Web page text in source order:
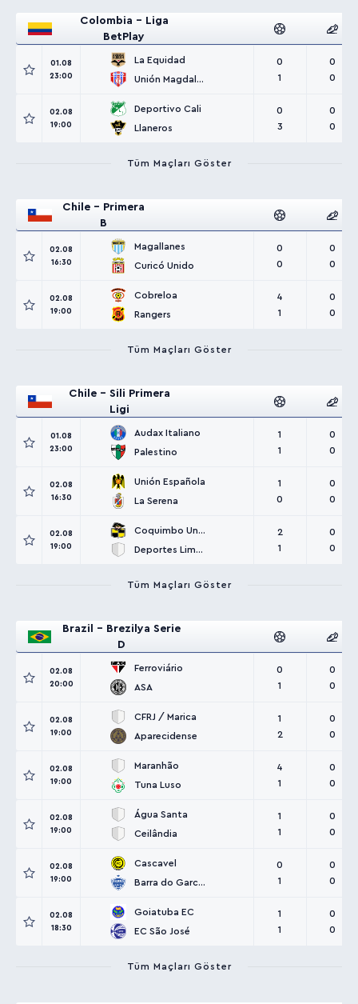
Colombia - Liga
BetPlay
01.08
23:00
La Equidad
Unión Magdalena
0
1
0
0
02.08
19:00
Deportivo Cali
Llaneros
0
3
0
0
Tüm Maçları Göster
Chile - Primera
B
02.08
16:30
Magallanes
Curicó Unido
0
0
0
0
02.08
19:00
Cobreloa
Rangers
4
1
0
0
Tüm Maçları Göster
Chile - Sili Primera
Ligi
01.08
23:00
Audax Italiano
Palestino
1
1
0
0
02.08
16:30
Unión Española
La Serena
1
0
0
0
02.08
19:00
Coquimbo Unido
Deportes Limache
2
1
0
0
Tüm Maçları Göster
Brazil - Brezilya Serie
D
02.08
20:00
Ferroviário
ASA
0
1
0
0
02.08
19:00
CFRJ / Marica
Aparecidense
1
2
0
0
02.08
19:00
Maranhão
Tuna Luso
4
1
0
0
02.08
19:00
Água Santa
Ceilândia
1
1
0
0
02.08
19:00
Cascavel
Barra do Garcas
0
1
0
0
02.08
18:30
Goiatuba EC
EC São José
1
1
0
0
Tüm Maçları Göster